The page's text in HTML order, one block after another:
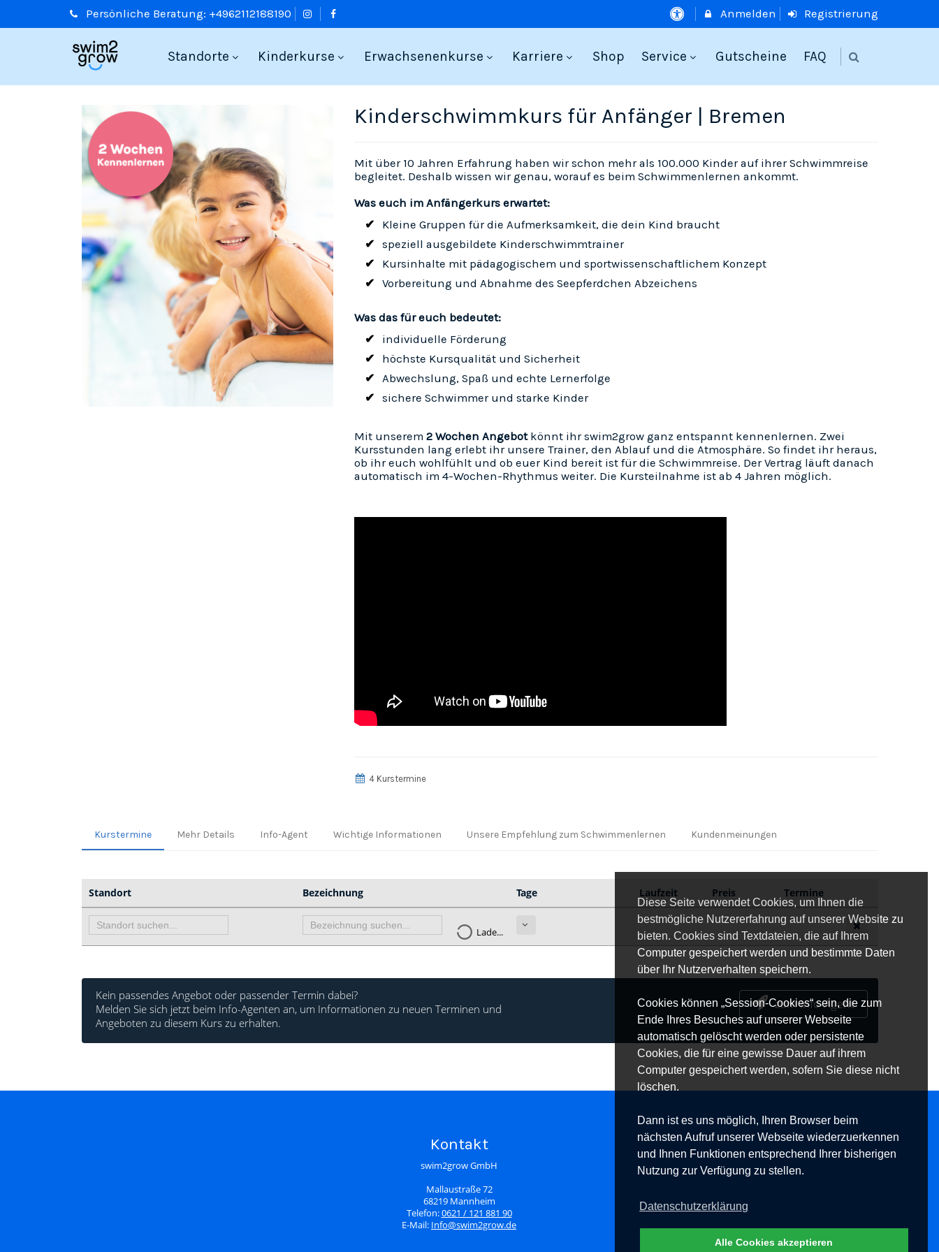
Diese Seite verwendet Cookies, um Ihnen die
bestmögliche Nutzererfahrung auf unserer Website zu
bieten. Cookies sind Textdateien, die auf Ihrem
Computer gespeichert werden und bestimmte Daten
über Ihr Nutzerverhalten speichern.
Cookies können „Session-Cookies“ sein, die zum
Ende Ihres Besuches auf unserer Webseite
automatisch gelöscht werden oder persistente
Cookies, die für eine gewisse Dauer auf ihrem
Computer gespeichert werden, sofern Sie diese nicht
löschen.
Dann ist es uns möglich, Ihren Browser beim
nächsten Aufruf unserer Webseite wiederzuerkennen
und Ihnen Funktionen entsprechend Ihrer bisherigen
Nutzung zur Verfügung zu stellen.
Datenschutzerklärung
Alle Cookies akzeptieren
Persönliche Beratung: +4962112188190 Anmelden Registrierung
Standorte Kinderkurse Erwachsenenkurse Karriere Shop Service Gutscheine FAQ
Kinderschwimmkurs für Anfänger | Bremen
Mit über 10 Jahren Erfahrung haben wir schon mehr als 100.000 Kinder auf ihrer Schwimmreise
begleitet. Deshalb wissen wir genau, worauf es beim Schwimmenlernen ankommt.
Was euch im Anfängerkurs erwartet:
Kleine Gruppen für die Aufmerksamkeit, die dein Kind braucht
speziell ausgebildete Kinderschwimmtrainer
Kursinhalte mit pädagogischem und sportwissenschaftlichem Konzept
Vorbereitung und Abnahme des Seepferdchen Abzeichens
Was das für euch bedeutet:
individuelle Förderung
höchste Kursqualität und Sicherheit
Abwechslung, Spaß und echte Lernerfolge
sichere Schwimmer und starke Kinder
Mit unserem 2 Wochen Angebotkönnt ihr swim2grow ganz entspannt kennenlernen. Zwei
Kursstunden lang erlebt ihr unsere Trainer, den Ablauf und die Atmosphäre. So findet ihr heraus,
ob ihr euch wohlfühlt und ob euer Kind bereit ist für die Schwimmreise. Der Vertrag läuft danach
automatisch im 4-Wochen-Rhythmus weiter. Die Kursteilnahme ist ab 4 Jahren möglich.
4 Kurstermine
Kurstermine Mehr Details Info-Agent Wichtige Informationen Unsere Empfehlung zum Schwimmenlernen Kundenmeinungen
Standort Bezeichnung Tage Laufzeit Preis Termine
Lade...
Kein passendes Angebot oder passender Termin dabei?
Melden Sie sich jetzt beim Info-Agenten an, um Informationen zu neuen Terminen und
Angeboten zu diesem Kurs zu erhalten.
zum Info-Agent
Kontakt
swim2grow GmbH
Mallaustraße 72
68219 Mannheim
Telefon:0621 / 121 881 90
E-Mail: Info@swim2grow.de